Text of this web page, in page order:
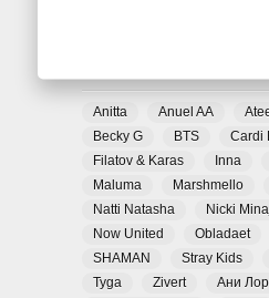
Anitta Anuel AA
Becky G
BTS Cardi
Filatov & Karas
Inna
Maluma
Marshmello
Natti Natasha
Nicki
Now United
Obladaet
SHAMAN
Stray Kids
Tyga
Zivert
Ани